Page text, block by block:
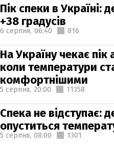
Пік спеки в Україні:
+38 градусів
6 серпня, 06:40 816
На Україну чекає
коли температури
комфортнішими
5 серпня, 20:00 11358
Спека не відступає:
опуститься
5 серпня, 08:00 1301